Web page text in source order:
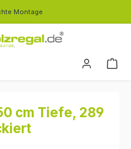
Montage
cm Tiefe, 289